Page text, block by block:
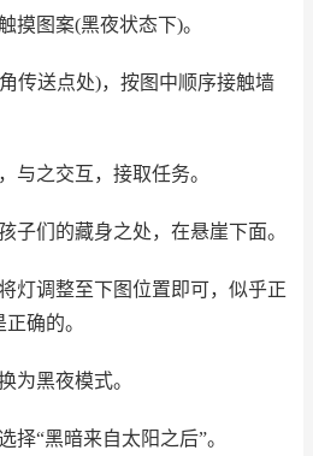
摸图案(黑夜状态下)。
传送点处)，按图中顺序接触墙
与之交互，接取任务。
子们的藏身之处，在悬崖下面。
灯调整至下图位置即可，似乎正
确的。
为黑夜模式。
择“黑暗来自太阳之后”。